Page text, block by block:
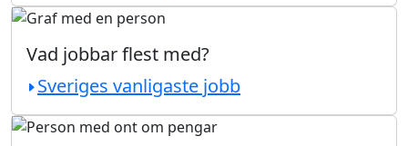
Vad jobbar flest med?
Sveriges vanligaste jobb